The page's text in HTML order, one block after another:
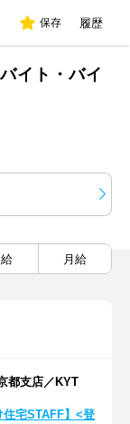
保存 履歴
イト・バイ
給 月給
都支店／KYT
住宅STAFF】<登